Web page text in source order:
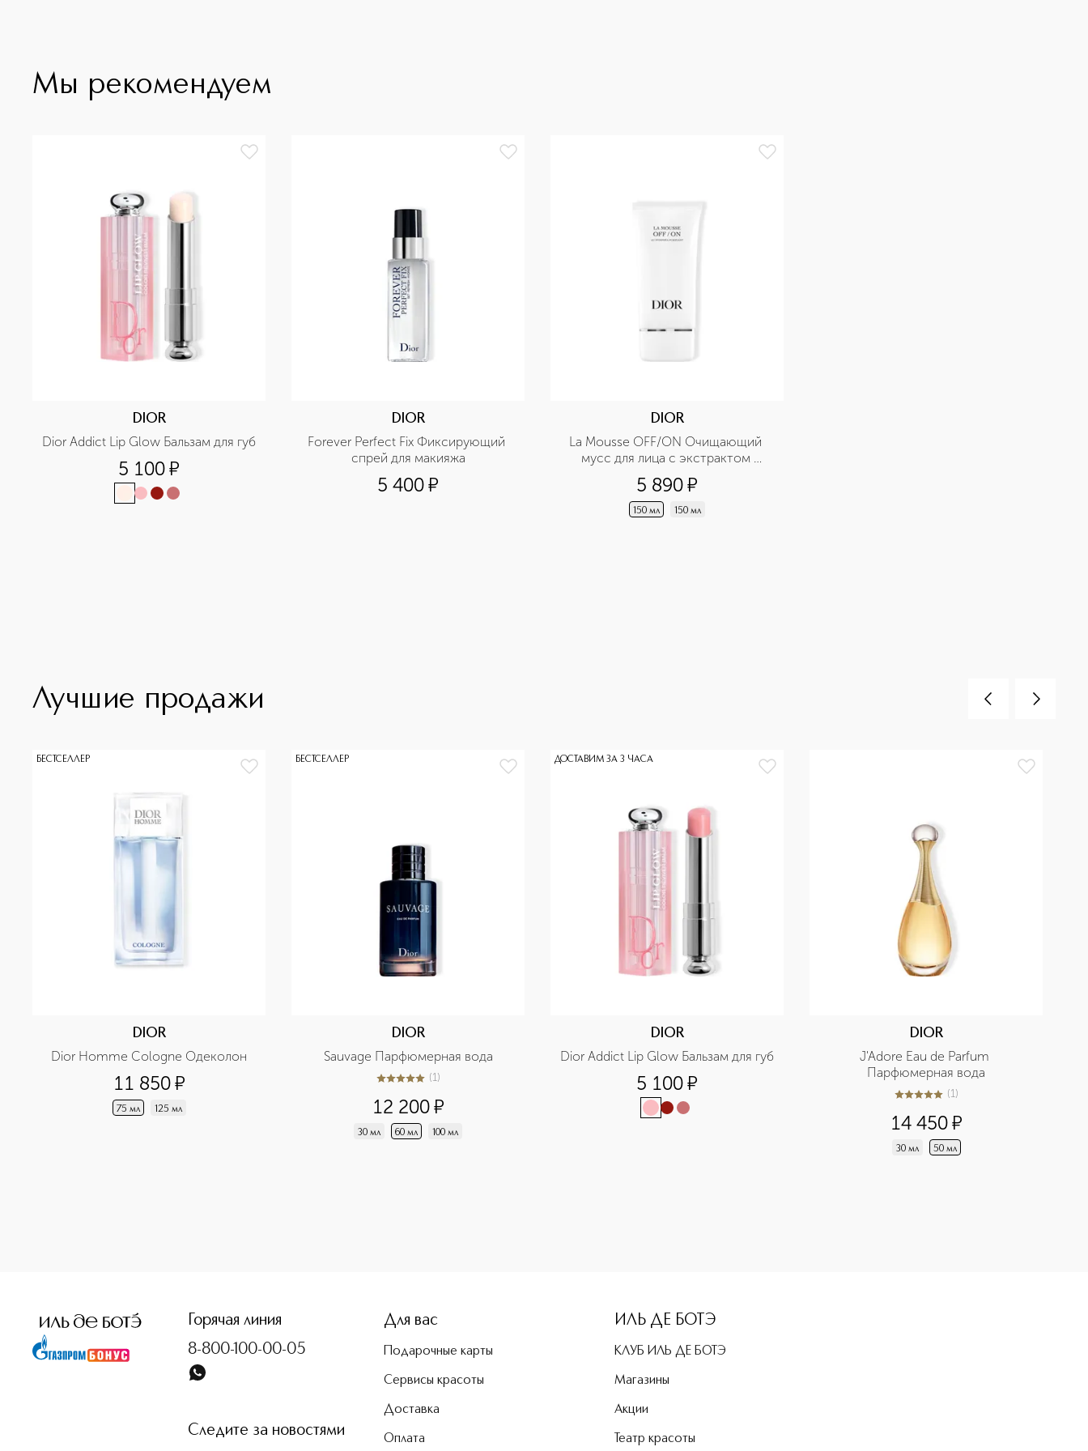
Мы рекомендуем
DIOR
Dior Addict Lip Glow Бальзам для губ
5 100¤
DIOR
Forever Perfect Fix Фиксирующий
спрей для макияжа
5 400¤
DIOR
La Mousse OFF/ON Очищающий
мусс для лица с экстрактом
нимфеи
5 890¤
150 мл 150 мл
Лучшие продажи
БЕСТСЕЛЛЕР
DIOR
Dior Homme Cologne Одеколон
11 850¤
75 мл 125 мл
БЕСТСЕЛЛЕР
DIOR
Sauvage Парфюмерная вода
5из 51 (1)
12 200¤
30 мл 60 мл 100 мл
ДОСТАВИМ ЗА 3 ЧАСА
DIOR
Dior Addict Lip Glow Бальзам для губ
5 100¤
DIOR
J'Adore Eau de Parfum
Парфюмерная вода
5из 51 (1)
14 450¤
30 мл 50 мл
Горячая линия
8-800-100-00-05
Следите за новостями
Для вас
Подарочные карты
Сервисы красоты
Доставка
Оплата
ИЛЬ ДЕ БОТЭ
КЛУБ ИЛЬ ДЕ БОТЭ
Магазины
Акции
Театр красоты